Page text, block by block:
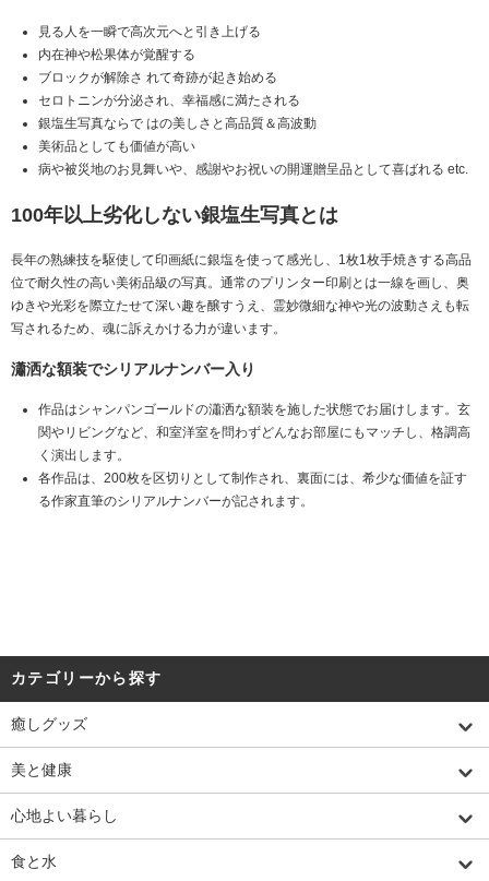
見る人を一瞬で高次元へと引き上げる
内在神や松果体が覚醒する
ブロックが解除さ れて奇跡が起き始める
セロトニンが分泌され、幸福感に満たされる
銀塩生写真ならで はの美しさと高品質＆高波動
美術品としても価値が高い
病や被災地のお見舞いや、感謝やお祝いの開運贈呈品として喜ばれる etc.
100年以上劣化しない銀塩生写真とは
長年の熟練技を駆使して印画紙に銀塩を使って感光し、1枚1枚手焼きする高品
位で耐久性の高い美術品級の写真。通常のプリンター印刷とは一線を画し、奥
ゆきや光彩を際立たせて深い趣を醸すうえ、霊妙微細な神や光の波動さえも転
写されるため、魂に訴えかける力が違います。
瀟洒な額装でシリアルナンバー入り
作品はシャンパンゴールドの瀟洒な額装を施した状態でお届けします。玄
関やリビングなど、和室洋室を問わずどんなお部屋にもマッチし、格調高
く演出します。
各作品は、200枚を区切りとして制作され、裏面には、希少な価値を証す
る作家直筆のシリアルナンバーが記されます。
カテゴリーから探す
癒しグッズ
美と健康
心地よい暮らし
食と水